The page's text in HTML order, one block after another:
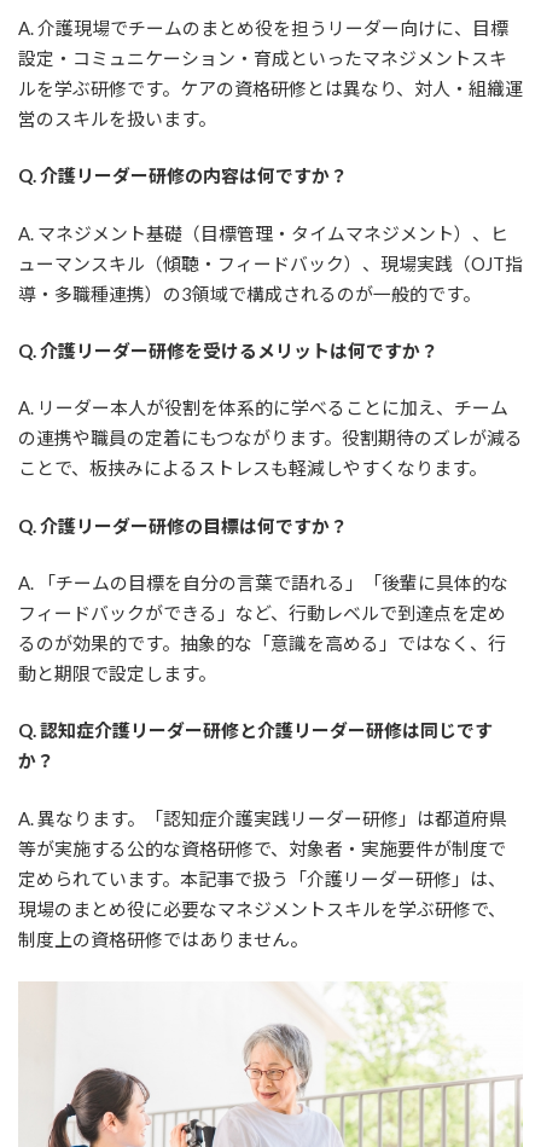
A. 介護現場でチームのまとめ役を担うリーダー向けに、目標
設定・コミュニケーション・育成といったマネジメントスキ
ルを学ぶ研修です。ケアの資格研修とは異なり、対人・組織運
営のスキルを扱います。
Q. 介護リーダー研修の内容は何ですか？
A. マネジメント基礎（目標管理・タイムマネジメント）、ヒ
ューマンスキル（傾聴・フィードバック）、現場実践（OJT指
導・多職種連携）の3領域で構成されるのが一般的です。
Q. 介護リーダー研修を受けるメリットは何ですか？
A. リーダー本人が役割を体系的に学べることに加え、チーム
の連携や職員の定着にもつながります。役割期待のズレが減る
ことで、板挟みによるストレスも軽減しやすくなります。
Q. 介護リーダー研修の目標は何ですか？
A. 「チームの目標を自分の言葉で語れる」「後輩に具体的な
フィードバックができる」など、行動レベルで到達点を定め
るのが効果的です。抽象的な「意識を高める」ではなく、行
動と期限で設定します。
Q. 認知症介護リーダー研修と介護リーダー研修は同じです
か？
A. 異なります。「認知症介護実践リーダー研修」は都道府県
等が実施する公的な資格研修で、対象者・実施要件が制度で
定められています。本記事で扱う「介護リーダー研修」は、
現場のまとめ役に必要なマネジメントスキルを学ぶ研修で、
制度上の資格研修ではありません。